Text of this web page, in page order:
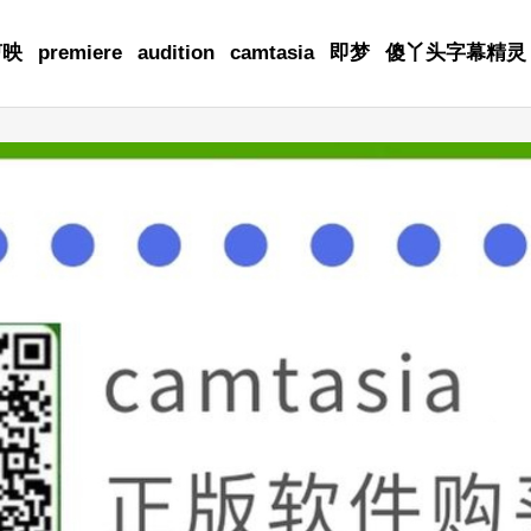
premiere audition camtasia 即梦 傻丫头字幕精灵